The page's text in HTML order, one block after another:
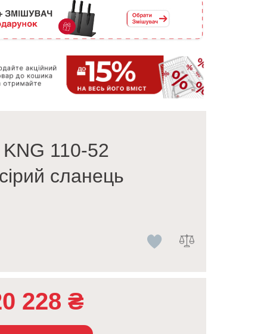
110-52
сланець
228 ₴